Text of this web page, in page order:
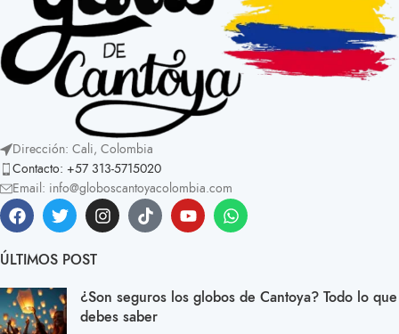
Dirección: Cali, Colombia
Contacto: +57 313-5715020
Email: info@globoscantoyacolombia.com
ÚLTIMOS POST
¿Son seguros los globos de Cantoya? Todo lo que
debes saber